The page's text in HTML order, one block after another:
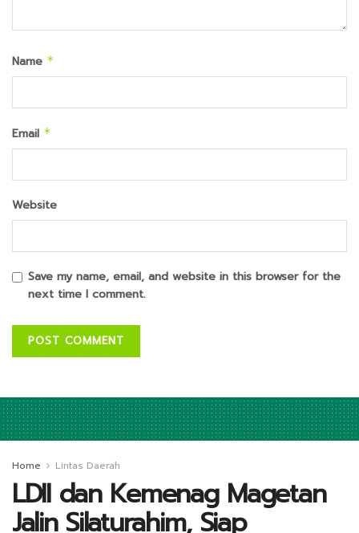
Name *
Email *
Website
Save my name, email, and website in this browser for the
next time I comment.
Home Lintas Daerah
LDII dan Kemenag Magetan
Jalin Silaturahim, Siap